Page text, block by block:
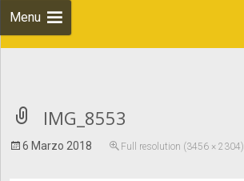
Menu
IMG_8553
6 Marzo 2018 Full resolution (3456 × 2304)